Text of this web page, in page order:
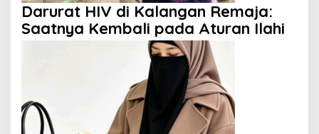
Darurat HIV di Kalangan Remaja:
Saatnya Kembali pada Aturan Ilahi